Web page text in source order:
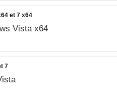
et 7 x64
Vista x64
7